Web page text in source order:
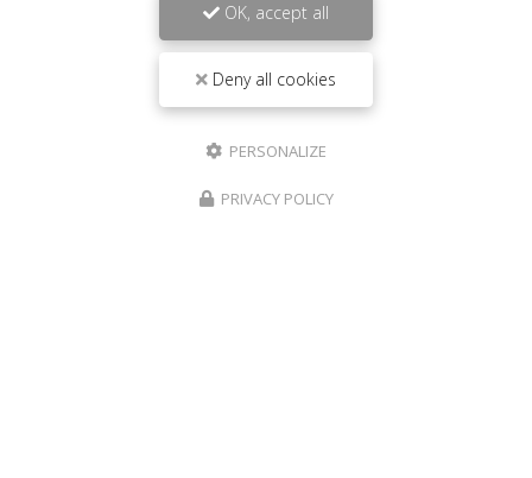
OK, accept all
Deny all cookies
PERSONALIZE
PRIVACY POLICY